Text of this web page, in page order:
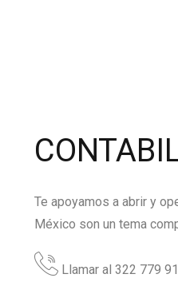
Te apoyamos a abrir y
México son un tema
Llamar al 322 779